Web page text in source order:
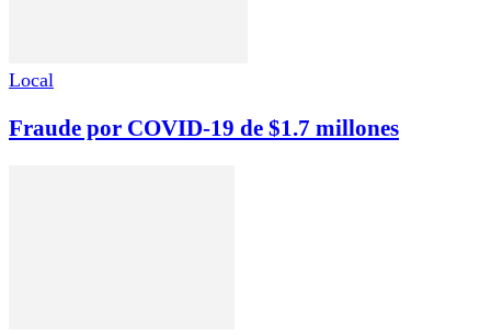
Local
Fraude por COVID-19 de $1.7 millones